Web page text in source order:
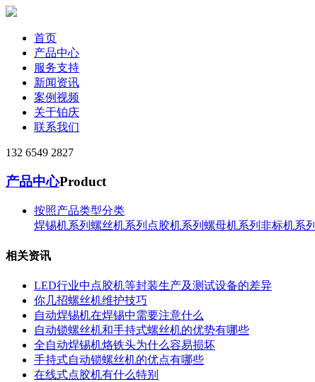
首页
产品中心
服务支持
新闻资讯
案例视频
关于铂庆
联系我们
132 6549 2827
产品中心Product
按照产品类型分类
焊锡机系列 螺丝机系列 点胶机系列 螺母机系列 非标机系列
相关资讯
LED行业中点胶机等封装生产及测试设备的差异
你几招螺丝机维护技巧
自动焊锡机在焊锡中需要注意什么
自动锁螺丝机和手持式螺丝机的优势有哪些
全自动焊锡机烙铁头为什么容易损坏
手持式自动锁螺丝机的优点有哪些
在线式点胶机有什么特别